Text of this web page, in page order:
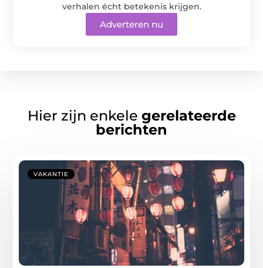
verhalen écht betekenis krijgen.
Adverteren nu
Hier zijn enkele gerelateerde
berichten
VAKANTIE